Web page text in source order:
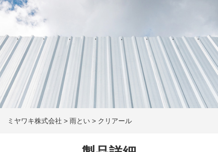
ミヤワキ株式会社 > 雨とい > クリアール